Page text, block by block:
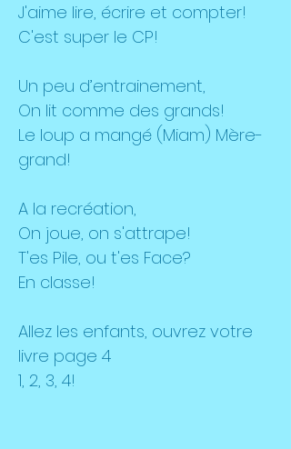
J'aime lire, écrire et compter!
C'est super le CP!
Un peu d’entrainement,
On lit comme des grands!
Le loup a mangé (Miam) Mère-
grand!
A la recréation,
On joue, on s'attrape!
T'es Pile, ou t'es Face?
En classe!
Allez les enfants, ouvrez votre
livre page 4
1, 2, 3, 4!